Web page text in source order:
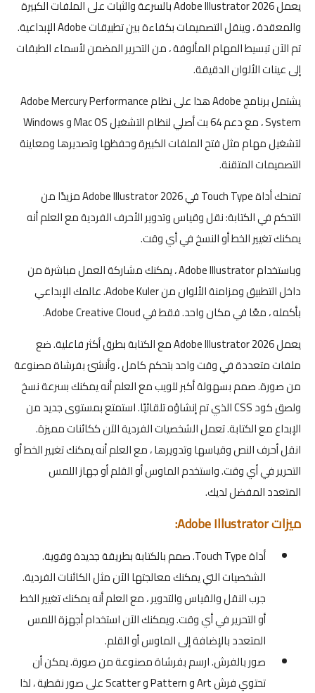
يعمل Adobe Illustrator 2026 بالسرعة والثبات على الملفات الكبيرة
والمعقدة ، وينقل التصميمات بكفاءة بين تطبيقات Adobe الإبداعية.
تم الآن تبسيط المهام المألوفة ، من التحرير المضمن لأسماء الطبقات
إلى عينات الألوان الدقيقة.
يشتمل برنامج Adobe هذا على نظام Adobe Mercury Performance
System ، مع دعم 64 بت أصلي لنظام التشغيل Mac OS و Windows
لتشغيل مهام مثل فتح الملفات الكبيرة وحفظها وتصديرها ومعاينة
التصميمات المتقنة.
تمنحك أداة Touch Type في Adobe Illustrator 2026 مزيدًا من
التحكم في الكتابة: نقل وقياس وتدوير الأحرف الفردية مع العلم أنه
يمكنك تغيير الخط أو النسخ في أي وقت.
وباستخدام Adobe Illustrator ، يمكنك مشاركة العمل مباشرة من
داخل التطبيق ومزامنة الألوان من Adobe Kuler. عالمك الإبداعي
بأكمله ، معًا في مكان واحد. فقط في Adobe Creative Cloud.
يعمل Adobe Illustrator 2026 مع الكتابة بطرق أكثر فاعلية. ضع
ملفات متعددة في وقت واحد بتحكم كامل ، وأنشئ بفرشاة مصنوعة
من صورة. صمم بسهولة أكبر للويب مع العلم أنه يمكنك بسرعة نسخ
ولصق كود CSS الذي تم إنشاؤه تلقائيًا. استمتع بمستوى جديد من
الإبداع مع الكتابة. تعمل الشخصيات الفردية الآن ككائنات مميزة.
انقل أحرف النص وقياسها وتدويرها ، مع العلم أنه يمكنك تغيير الخط أو
التحرير في أي وقت. واستخدم الماوس أو القلم أو جهاز اللمس
المتعدد المفضل لديك.
ميزات Adobe Illustrator:
أداة Touch Type. صمم بالكتابة بطريقة جديدة وقوية.
الشخصيات التي يمكنك معالجتها الآن مثل الكائنات الفردية.
جرب النقل والقياس والتدوير ، مع العلم أنه يمكنك تغيير الخط
أو التحرير في أي وقت. ويمكنك الآن استخدام أجهزة اللمس
المتعدد بالإضافة إلى الماوس أو القلم.
صور بالفرش. ارسم بفرشاة مصنوعة من صورة. يمكن أن
تحتوي فرش Art و Pattern و Scatter على صور نقطية ، لذا